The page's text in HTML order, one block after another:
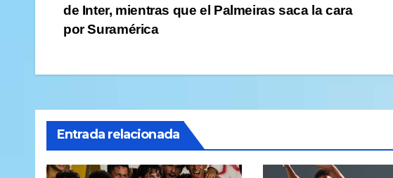
de
de Inter, mientras que el Palmeiras saca la cara
por Suramérica
Entrada relacionada